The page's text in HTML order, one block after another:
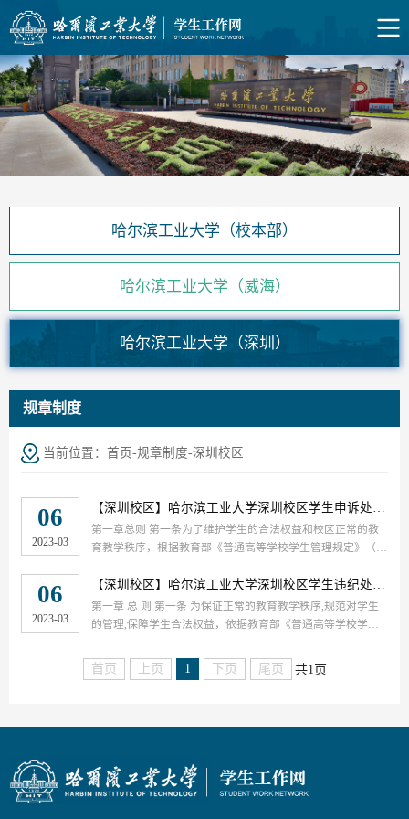
哈尔滨工业大学（校本部）
哈尔滨工业大学（威海）
哈尔滨工业大学（深圳）
规章制度
当前位置： 首页-规章制度-深圳校区
06
2023-03
【深圳校区】 哈尔滨工业大学深圳校区学生申诉处理办法
第一章总则 第一条为了维护学生的合法权益和校区正常的教
育教学秩序，根据教育部《普通高等学校学生管理规定》（教
学生申诉处理办法》(哈工大学〔2023〕5号)...
06
2023-03
【深圳校区】 哈尔滨工业大学深圳校区学生违纪处分办法
第一章 总 则 第一条 为保证正常的教育教学秩序,规范对学生
的管理,保障学生合法权益，依据教育部《普通高等学校学生
《哈尔滨工业大学学生违纪处分办法》(哈工大...
首页 上页 1 下页 尾页 共1页